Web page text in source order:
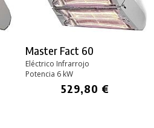
Master Fact 60
Eléctrico Infrarrojo
Potencia 6 kW
529,80 €